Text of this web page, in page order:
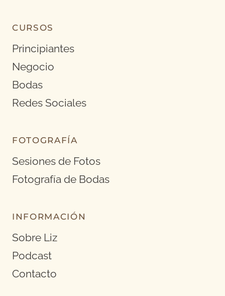
CURSOS
Principiantes
Negocio
Bodas
Redes Sociales
FOTOGRAFÍA
Sesiones de Fotos
Fotografía de Bodas
INFORMACIÓN
Sobre Liz
Podcast
Contacto